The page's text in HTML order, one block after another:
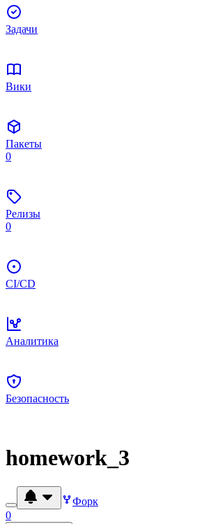
Задачи
Вики
Пакеты
0
Релизы
0
CI/CD
Аналитика
Безопасность
homework_3
Форк
0